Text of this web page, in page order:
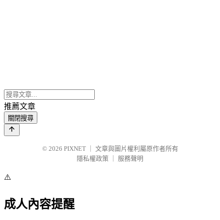
推薦文章
關閉搜尋
© 2026 PIXNET
文章與圖片權利屬原作者所有
隱私權政策
服務聲明
⚠️
成人內容提醒